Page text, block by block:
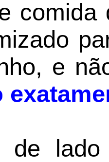
e
de